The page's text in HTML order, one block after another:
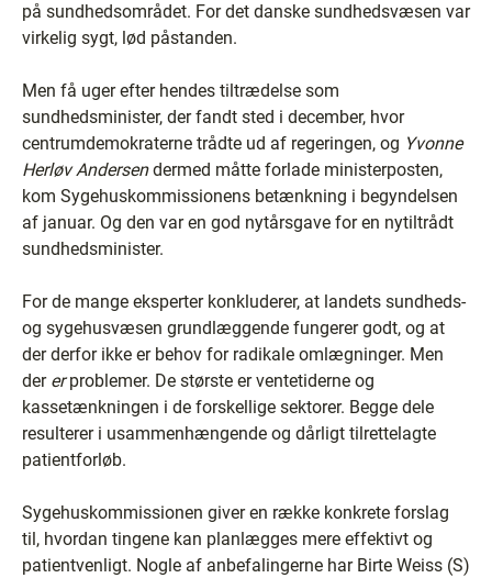
på sundhedsområdet. For det danske sundhedsvæsen var
virkelig sygt, lød påstanden.
Men få uger efter hendes tiltrædelse som
sundhedsminister, der fandt sted i december, hvor
centrumdemokraterne trådte ud af regeringen, og Yvonne
Herløv Andersendermed måtte forlade ministerposten,
kom Sygehuskommissionens betænkning i begyndelsen
af januar. Og den var en god nytårsgave for en nytiltrådt
sundhedsminister.
For de mange eksperter konkluderer, at landets sundheds-
og sygehusvæsen grundlæggende fungerer godt, og at
der derfor ikke er behov for radikale omlægninger. Men
der erproblemer. De største er ventetiderne og
kassetænkningen i de forskellige sektorer. Begge dele
resulterer i usammenhængende og dårligt tilrettelagte
patientforløb.
Sygehuskommissionen giver en række konkrete forslag
til, hvordan tingene kan planlægges mere effektivt og
patientvenligt. Nogle af anbefalingerne har Birte Weiss (S)